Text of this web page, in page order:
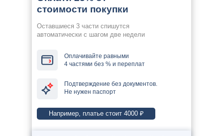
стоимости покупки
Оставшиеся 3 части спишутся
автоматически с шагом две недели
Оплачивайте равными
4 частями без % и переплат
Подтверждение без документов.
Не нужен паспорт
Например, платье стоит 4000 ₽